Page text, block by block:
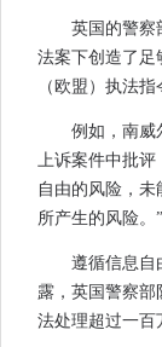
英国的警察
法案下创造了足
（欧盟）执法
例如，南威
上诉案件中批评
自由的风险，
所产生的风险。”
遵循信息自
露，英国警察
法处理超过一百